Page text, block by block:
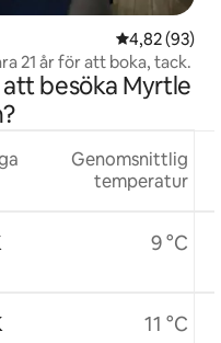
4,82 av 5 i
4,82 (93)
svit. Måste vara 21 år för att boka, tack.
besöka Myrtle
Genomsnittlig
temperatur
9 °C
11 °C